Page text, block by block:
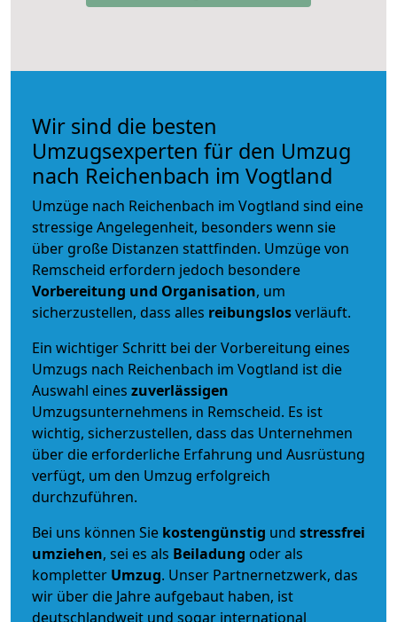
Wir sind die besten
Umzugsexperten für den Umzug
nach Reichenbach im Vogtland
Umzüge nach Reichenbach im Vogtland sind eine
stressige Angelegenheit, besonders wenn sie
über große Distanzen stattfinden. Umzüge von
Remscheid erfordern jedoch besondere
Vorbereitung und Organisation, um
sicherzustellen, dass alles reibungslosverläuft.
Ein wichtiger Schritt bei der Vorbereitung eines
Umzugs nach Reichenbach im Vogtland ist die
Auswahl eines zuverlässigen
Umzugsunternehmens in Remscheid. Es ist
wichtig, sicherzustellen, dass das Unternehmen
über die erforderliche Erfahrung und Ausrüstung
verfügt, um den Umzug erfolgreich
durchzuführen.
Bei uns können Sie kostengünstig und stressfrei
umziehen, sei es als Beiladung oder als
kompletter Umzug. Unser Partnernetzwerk, das
wir über die Jahre aufgebaut haben, ist
deutschlandweit und sogar international